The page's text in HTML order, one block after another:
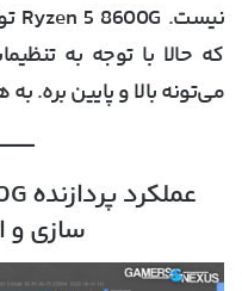
که حالا با توجه به
می‌تونه بالا و پایین بره.
سازی و